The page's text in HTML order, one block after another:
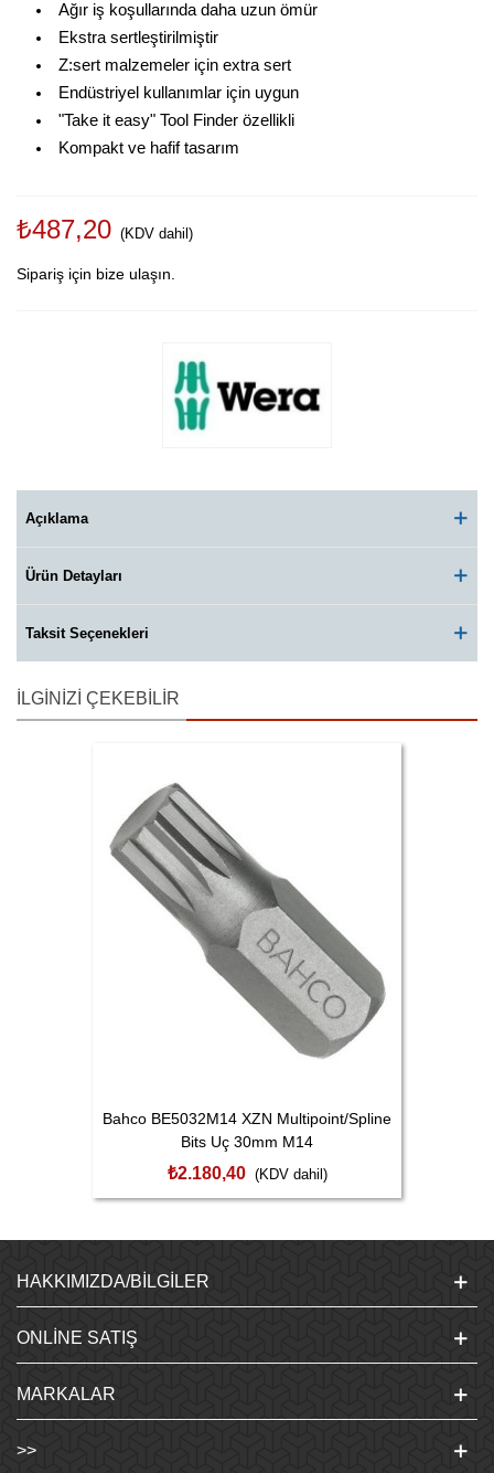
Ağır iş koşullarında daha uzun ömür
Ekstra sertleştirilmiştir
Z:sert malzemeler için extra sert
Endüstriyel kullanımlar için uygun
"Take it easy" Tool Finder özellikli
Kompakt ve hafif tasarım
₺487,20 (KDV dahil)
Sipariş için bize ulaşın.
Açıklama
Ürün Detayları
Taksit Seçenekleri
İLGINIZI ÇEKEBILIR
Bahco BE5032M14 XZN Multipoint/Spline
Bits Uç 30mm M14
₺2.180,40 (KDV dahil)
HAKKIMIZDA/BILGILER
ONLINE SATIŞ
MARKALAR
>>